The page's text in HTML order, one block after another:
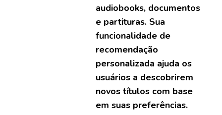
audiobooks, documentos
e partituras. Sua
funcionalidade de
recomendação
personalizada ajuda os
usuários a descobrirem
novos títulos com base
em suas preferências.